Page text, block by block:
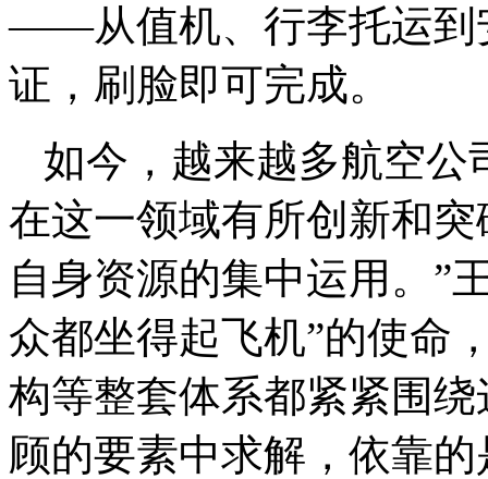
——从值机、行李托运到
证，刷脸即可完成。
如今，越来越多航空公
在这一领域有所创新和
自身资源的集中运用。”
众都坐得起飞机”的使命
构等整套体系都紧紧围
顾的要素中求解，依靠